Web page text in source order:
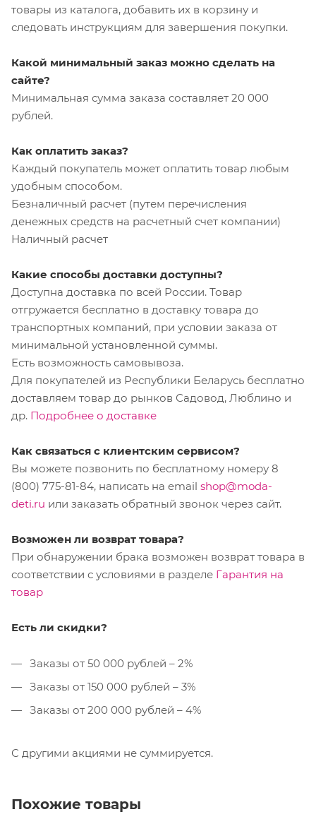
товары из каталога, добавить их в корзину и
следовать инструкциям для завершения покупки.
Какой минимальный заказ можно сделать на
сайте?
Минимальная сумма заказа составляет 20 000
рублей.
Как оплатить заказ?
Каждый покупатель может оплатить товар любым
удобным способом.
Безналичный расчет (путем перечисления
денежных средств на расчетный счет компании)
Наличный расчет
Какие способы доставки доступны?
Доступна доставка по всей России. Товар
отгружается бесплатно в доставку товара до
транспортных компаний, при условии заказа от
минимальной установленной суммы.
Есть возможность самовывоза.
Для покупателей из Республики Беларусь бесплатно
доставляем товар до рынков Садовод, Люблино и
др. Подробнее о доставке
Как связаться с клиентским сервисом?
Вы можете позвонить по бесплатному номеру 8
(800) 775-81-84, написать на email shop@moda-
deti.ru или заказать обратный звонок через сайт.
Возможен ли возврат товара?
При обнаружении брака возможен возврат товара в
соответствии с условиями в разделе Гарантия на
товар
Есть ли скидки?
Заказы от 50 000 рублей – 2%
Заказы от 150 000 рублей – 3%
Заказы от 200 000 рублей – 4%
С другими акциями не суммируется.
Похожие товары